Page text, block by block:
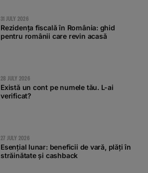
31 JULY 2026
Rezidența fiscală în România: ghid
pentru românii care revin acasă
28 JULY 2026
Există un cont pe numele tău. L-ai
verificat?
27 JULY 2026
Esențial lunar: beneficii de vară, plăți în
străinătate și cashback